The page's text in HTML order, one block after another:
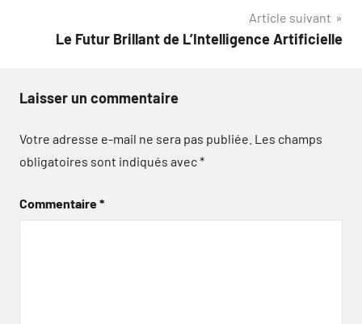
Article suivant
Le Futur Brillant de L’Intelligence Artificielle
Laisser un commentaire
Votre adresse e-mail ne sera pas publiée. Les champs
obligatoires sont indiqués avec*
Commentaire*